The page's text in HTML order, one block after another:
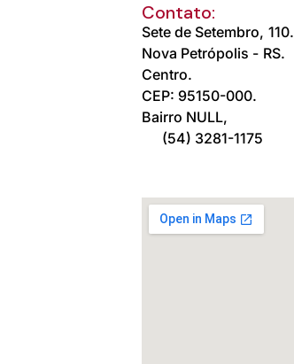
Contato:
Sete de Setembro, 110.
Nova Petrópolis - RS.
Centro.
CEP: 95150-000.
Bairro NULL,
(54) 3281-1175